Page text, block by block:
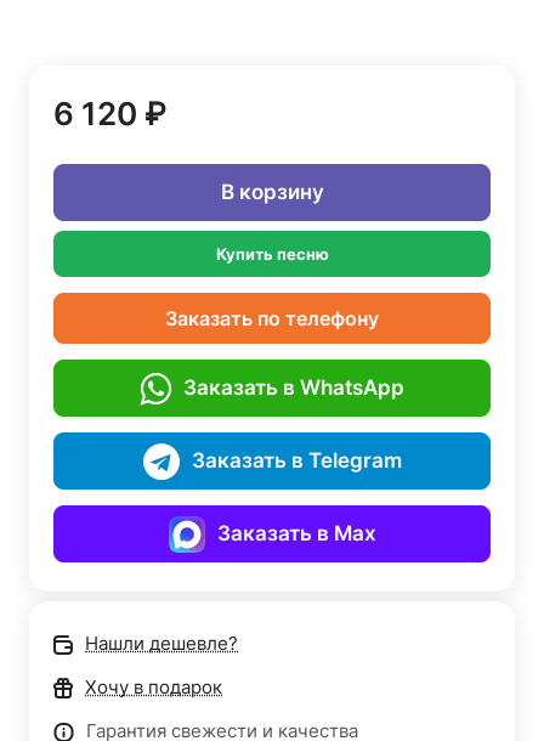
6 120 ₽
В корзину
Купить песню
Заказать по телефону
Заказать в WhatsApp
Заказать в Telegram
Заказать в Max
Нашли дешевле?
Хочу в подарок
Гарантия свежести и качества